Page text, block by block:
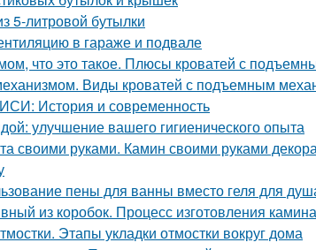
5-литровой бутылки
в гараже и подвале
что это такое. Плюсы кроватей с
Виды кроватей с подъемным
История и современность
улучшение вашего гигиенического опыта
своими руками. Камин своими руками
пены для ванны вместо геля для
из коробок. Процесс изготовления камина
Этапы укладки отмостки вокруг дома